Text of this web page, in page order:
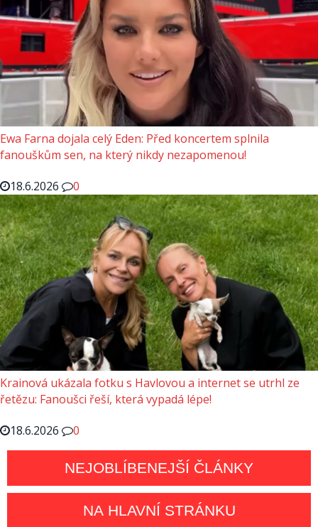
Ewa Farna dojala celý Eden: Před koncertem splnila
fanouškům sen, na který nikdy nezapomenou!
18.6.2026
0
Krainová ukázala fotku s Havlovou a internet se utrhl ze
řetězu: Fanoušci řeší, která vypadá lépe!
18.6.2026
0
NEJOBLÍBENEJŠÍ ČLÁNKY
NA HLAVNÍ STRÁNKU